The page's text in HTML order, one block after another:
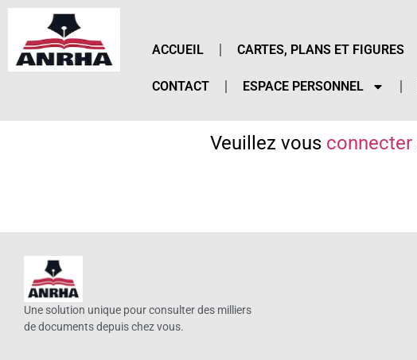
ACCUEIL CARTES, PLANS ET FIGURES
CONTACT ESPACE PERSONNEL
Veuillez vous connecter
Une solution unique pour consulter des milliers
de documents depuis chez vous.